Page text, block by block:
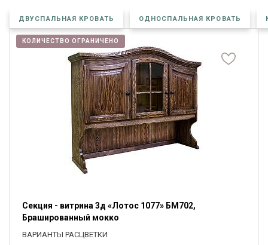
ДВУСПАЛЬНАЯ КРОВАТЬ ОДНОСПАЛЬНАЯ КРОВАТЬ
КОЛИЧЕСТВО ОГРАНИЧЕНО
Секция - витрина 3д «Лотос 1077» БМ702,
Брашированный мокко
ВАРИАНТЫ РАСЦВЕТКИ